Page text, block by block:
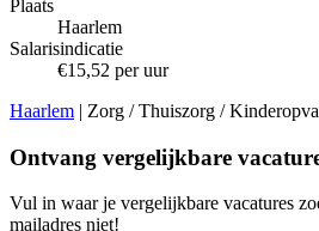
Plaats
Haarlem
Salarisindicatie
€15,52 per uur
Haarlem | Zorg / Thuiszorg /
Ontvang vergelijkbare
Vul in waar je vergelijkbare vacatures
mailadres niet!